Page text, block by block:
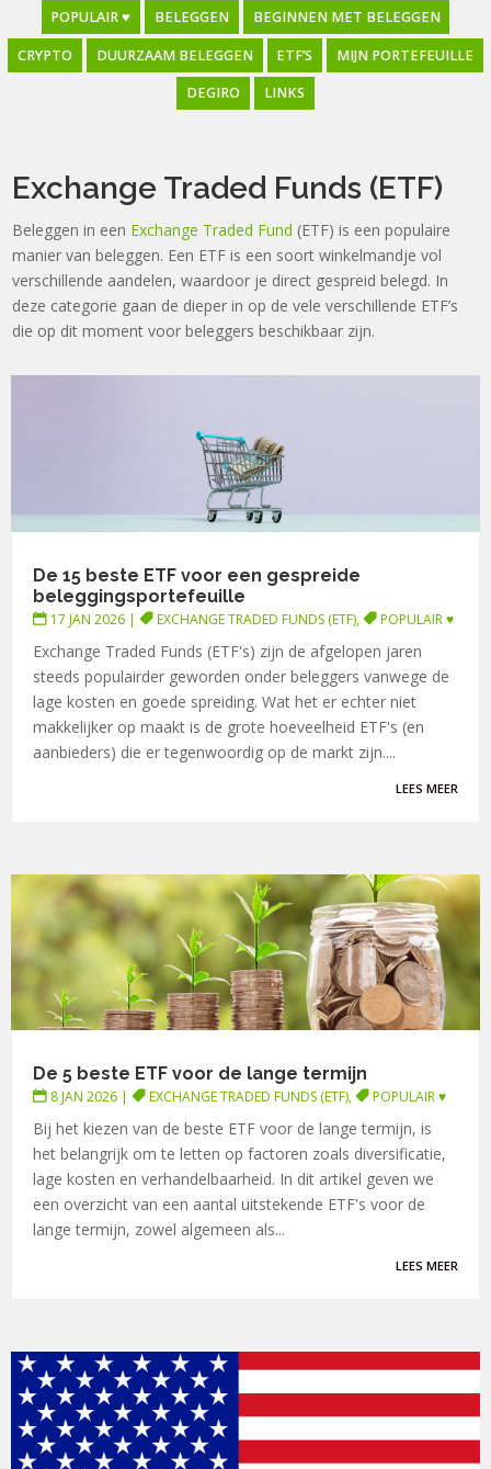
POPULAIR ♥ BELEGGEN BEGINNEN MET BELEGGEN
CRYPTO DUURZAAM BELEGGEN ETF’S MIJN PORTEFEUILLE
DEGIRO LINKS
Exchange Traded Funds (ETF)
Beleggen in een Exchange Traded Fund (ETF) is een populaire
manier van beleggen. Een ETF is een soort winkelmandje vol
verschillende aandelen, waardoor je direct gespreid belegd. In
deze categorie gaan de dieper in op de vele verschillende ETF’s
die op dit moment voor beleggers beschikbaar zijn.
De 15 beste ETF voor een gespreide
beleggingsportefeuille
17 JAN 2026 | EXCHANGE TRADED FUNDS (ETF), POPULAIR ♥
Exchange Traded Funds (ETF's) zijn de afgelopen jaren
steeds populairder geworden onder beleggers vanwege de
lage kosten en goede spreiding. Wat het er echter niet
makkelijker op maakt is de grote hoeveelheid ETF's (en
aanbieders) die er tegenwoordig op de markt zijn....
LEES MEER
De 5 beste ETF voor de lange termijn
8 JAN 2026 | EXCHANGE TRADED FUNDS (ETF), POPULAIR ♥
Bij het kiezen van de beste ETF voor de lange termijn, is
het belangrijk om te letten op factoren zoals diversificatie,
lage kosten en verhandelbaarheid. In dit artikel geven we
een overzicht van een aantal uitstekende ETF's voor de
lange termijn, zowel algemeen als...
LEES MEER